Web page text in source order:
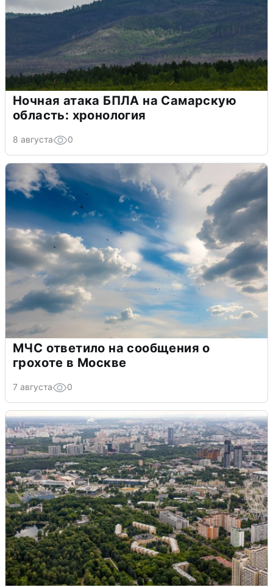
Ночная атака БПЛА на Самарскую
область: хронология
8 августа 0
МЧС ответило на сообщения о
грохоте в Москве
7 августа 0